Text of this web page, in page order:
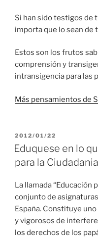
Si han sido testigos de
importa que lo sean de
Estos son los frutos
comprensión y
intransigencia para las
Más pensamientos de
PUBLICADO
EL
2012/01/22
Eduquese en lo
para la Ciudadania
La llamada “Educación
conjunto de
España. Constituye
y vigorosos de
los derechos de los